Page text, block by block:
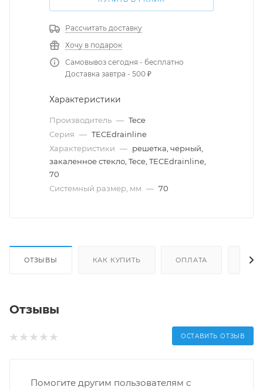
Рассчитать доставку
Хочу в подарок
Самовывоз сегодня - бесплатно
Доставка завтра - 500 ₽
Характеристики
Производитель — Tece
Серия — TECEdrainline
Характеристики — решетка, черный,
закаленное стекло, Tece, TECEdrainline,
70
Системный размер, мм — 70
ОТЗЫВЫ КАК КУПИТЬ ОПЛАТА
Отзывы
ОСТАВИТЬ ОТЗЫВ
Помогите другим пользователям с